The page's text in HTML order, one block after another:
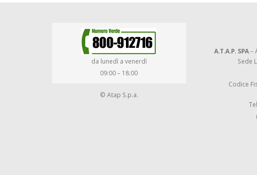
da lunedì a venerdì
09:00 – 18:00
© Atap S.p.a.
A.T.A.P. SPA–
Sede
Codice